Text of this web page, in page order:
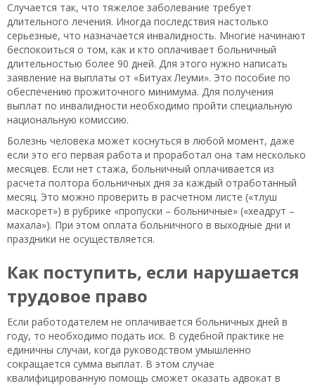
Случается так, что тяжелое заболевание требует
длительного лечения. Иногда последствия настолько
серьезные, что назначается инвалидность. Многие начинают
беспокоиться о том, как и кто оплачивает больничный
длительностью более 90 дней. Для этого нужно написать
заявление на выплаты от «Битуах Леуми». Это пособие по
обеспечению прожиточного минимума. Для получения
выплат по инвалидности необходимо пройти специальную
национальную комиссию.
Болезнь человека может коснуться в любой момент, даже
если это его первая работа и проработал она там несколько
месяцев. Если нет стажа, больничный оплачивается из
расчета полтора больничных дня за каждый отработанный
месяц. Это можно проверить в расчетном листе («тлуш
маскорет») в рубрике «пропуски – больничные» («хеадрут –
махала»). При этом оплата больничного в выходные дни и
праздники не осуществляется.
Как поступить, если нарушается
трудовое право
Если работодателем не оплачивается больничных дней в
году, то необходимо подать иск. В судебной практике не
единичны случаи, когда руководством умышленно
сокращается сумма выплат. В этом случае
квалифицированную помощь сможет оказать адвокат в